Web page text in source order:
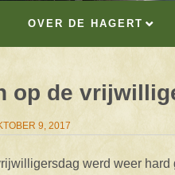
OVER DE HAGERT
op de
9, 2017
werd weer hard